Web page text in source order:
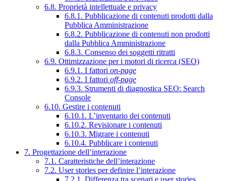
6.8. Proprietà intellettuale e privacy
6.8.1. Pubblicazione di contenuti prodotti dalla
Pubblica Amministrazione
6.8.2. Pubblicazione di contenuti non prodotti
dalla Pubblica Amministrazione
6.8.3. Consenso dei soggetti ritratti
6.9. Ottimizzazione per i motori di ricerca (SEO)
6.9.1. I fattori on-page
6.9.2. I fattori off-page
6.9.3. Strumenti di diagnostica SEO: Search
Console
6.10. Gestire i contenuti
6.10.1. L’inventario dei contenuti
6.10.2. Revisionare i contenuti
6.10.3. Migrare i contenuti
6.10.4. Pubblicare i contenuti
7. Progettazione dell’interazione
7.1. Caratteristiche dell’interazione
7.2. User stories per definire l’interazione
7.2.1. Differenza tra scenari e user stories